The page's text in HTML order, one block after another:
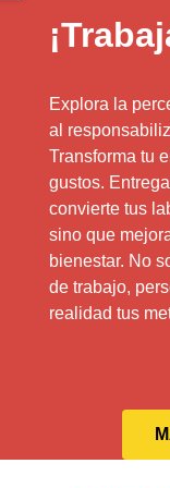
Explora la
al
Transforma tu
gustos.
convierte tus
sino que
bienestar. No
de trabajo,
realidad tus